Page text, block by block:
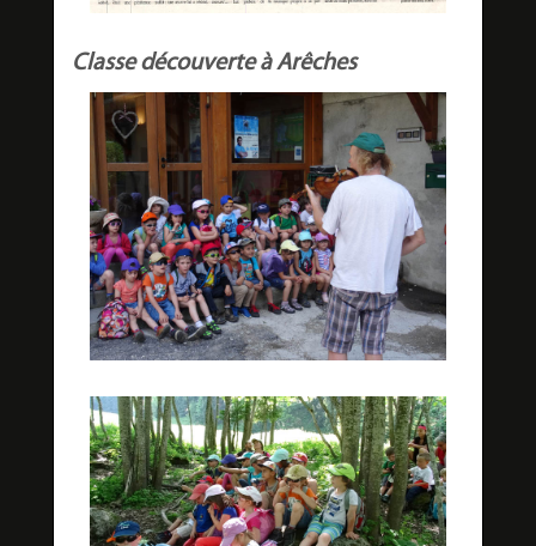
Classe découverte à Arêches